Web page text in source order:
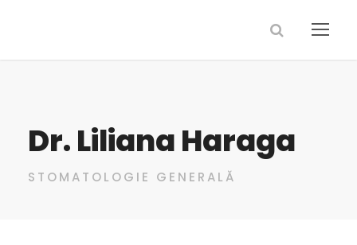
Dr. Liliana Haraga
STOMATOLOGIE GENERALĂ